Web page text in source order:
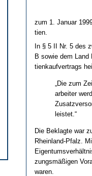
zum 1. Ja­nu­ar
ti­en.
In § 5 II Nr. 5 des
B so­wie dem
ti­en­kauf­ver­trags
„Die zum
ar­bei­ter
leis­tet.“
Die Be­klag­te war
Rhein­land-Pfalz.
zungsmäßigen
wa­ren.